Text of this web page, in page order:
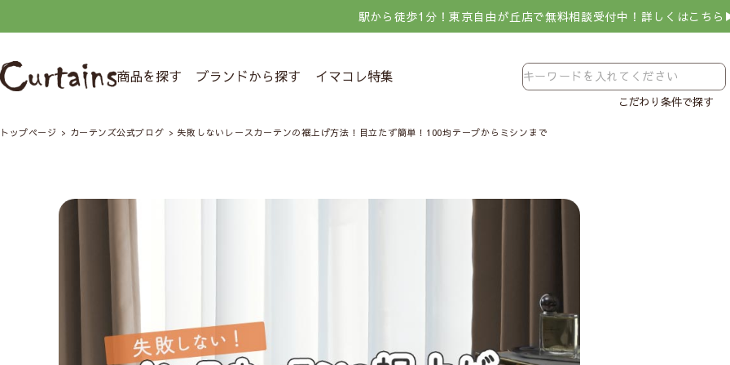
駅から徒歩1分！東京自由が丘店で無料相談受付中！詳しくはこち
商品を探す ブランドから探す イマコレ特集
こだわり条件で探す
トップページ カーテンズ公式ブログ 失敗しないレースカーテンの裾上げ方法！目立たず簡単！100均テープからミシンまで